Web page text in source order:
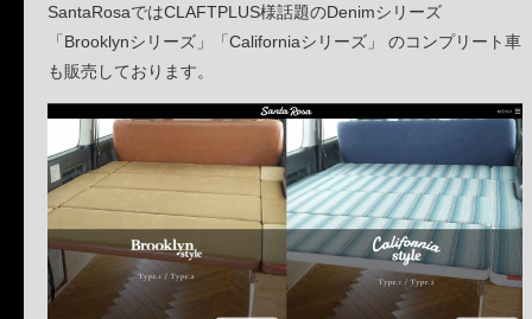
SantaRosaではCLAFTPLUS様話題のDenimシリーズ
「Brooklynシリーズ」「Californiaシリーズ」 のコンプリート車
も販売しております。